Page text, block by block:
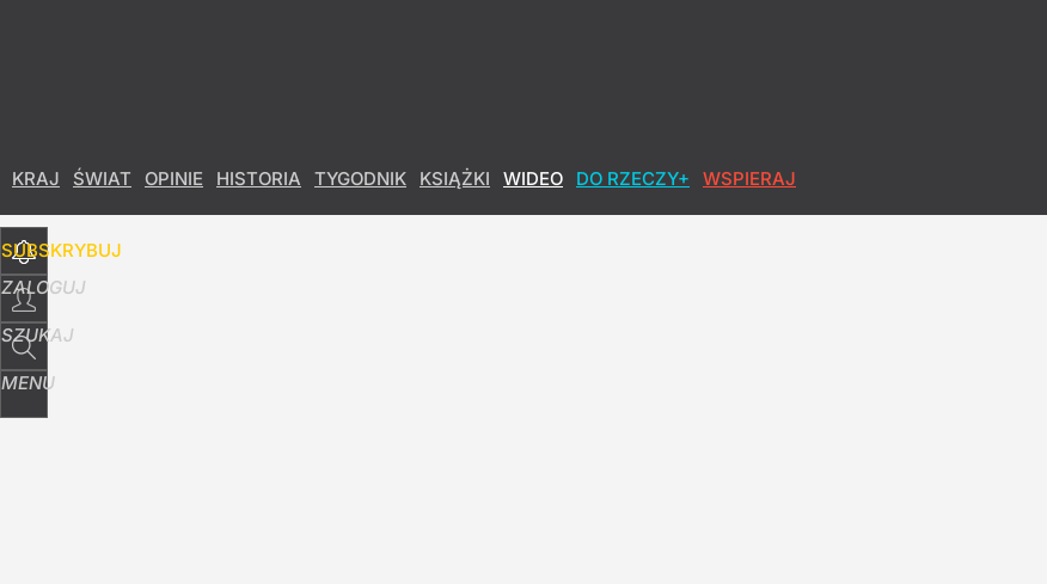
KRAJ ŚWIAT OPINIE HISTORIA TYGODNIK KSIĄŻKI WIDEO DO RZECZY+ WSPIERAJ
SUBSKRYBUJ
ZALOGUJ
SZUKAJ
MENU